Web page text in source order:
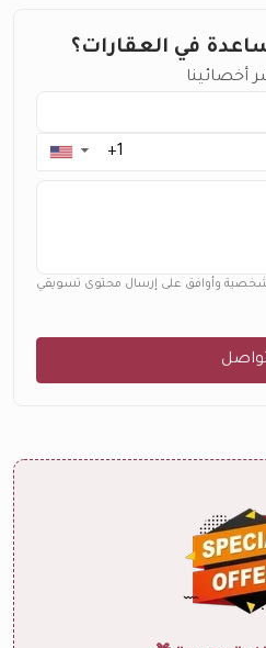
في العقارات؟
أخصائينا
▼
الشخصية وأوافق على إرسال محتوى تسويقي